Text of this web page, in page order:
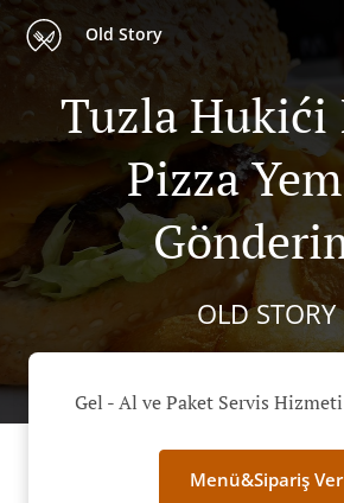
Old Story
Tuzla Hukići
Pizza
OLD STORY
Gel - Al ve Paket Servis
Menü&Sipariş Ver